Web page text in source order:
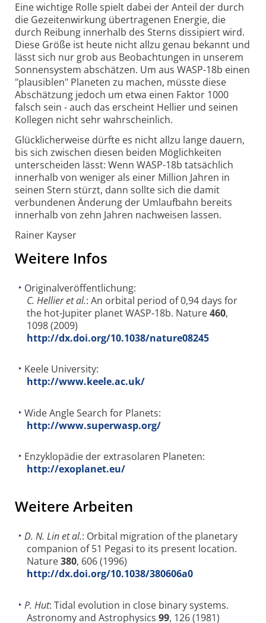
Eine wichtige Rolle spielt dabei der Anteil der durch
die Gezeitenwirkung übertragenen Energie, die
durch Reibung innerhalb des Sterns dissipiert wird.
Diese Größe ist heute nicht allzu genau bekannt und
lässt sich nur grob aus Beobachtungen in unserem
Sonnensystem abschätzen. Um aus WASP-18b einen
"plausiblen" Planeten zu machen, müsste diese
Abschätzung jedoch um etwa einen Faktor 1000
falsch sein - auch das erscheint Hellier und seinen
Kollegen nicht sehr wahrscheinlich.
Glücklicherweise dürfte es nicht allzu lange dauern,
bis sich zwischen diesen beiden Möglichkeiten
unterscheiden lässt: Wenn WASP-18b tatsächlich
innerhalb von weniger als einer Million Jahren in
seinen Stern stürzt, dann sollte sich die damit
verbundenen Änderung der Umlaufbahn bereits
innerhalb von zehn Jahren nachweisen lassen.
Rainer Kayser
Weitere Infos
Originalveröffentlichung:
C. Hellier et al.: An orbital period of 0,94 days for
the hot-Jupiter planet WASP-18b. Nature460,
1098 (2009)
http://dx.doi.org/10.1038/nature08245
Keele University:
http://www.keele.ac.uk/
Wide Angle Search for Planets:
http://www.superwasp.org/
Enzyklopädie der extrasolaren Planeten:
http://exoplanet.eu/
Weitere Arbeiten
D. N. Lin et al.: Orbital migration of the planetary
companion of 51 Pegasi to its present location.
Nature380, 606 (1996)
http://dx.doi.org/10.1038/380606a0
P. Hut: Tidal evolution in close binary systems.
Astronomy and Astrophysics 99, 126 (1981)